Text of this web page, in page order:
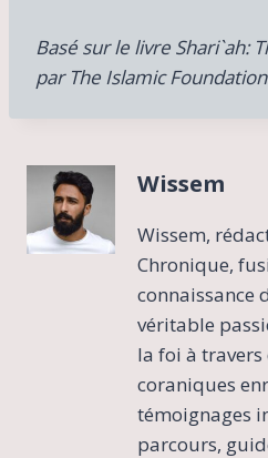
Basé sur le livre Shari`ah:
par The Islamic
Wissem
Wissem,
Chronique,
connaissance
véritable
la foi à
coraniques
témoignages
parcours,